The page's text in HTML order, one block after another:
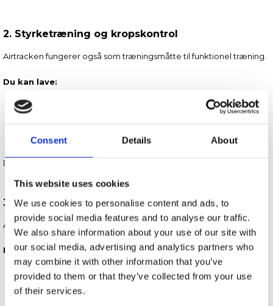
Consent Details About
This website uses cookies
We use cookies to personalise content and ads, to
provide social media features and to analyse our traffic.
We also share information about your use of our site with
our social media, advertising and analytics partners who
may combine it with other information that you’ve
provided to them or that they’ve collected from your use
of their services.
2. Styrketræning og kropskontrol
Airtracken fungerer også som træningsmåtte til funktionel træning.
Du kan lave:
Planke og core-øvelser.
Stabilitetstræning.
Den ustabile overflade aktiverer flere muskler.
3. Balance og mobilitet
Airtracks er ideelle til at forbedre kropskontrol.
Prøv fx:
Balanceøvelser på ét ben.
Yoga og udstrækning.
Koordinationstræning.